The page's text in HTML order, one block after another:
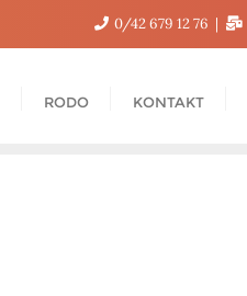
0/42 679 12 76
RODO KONTAKT